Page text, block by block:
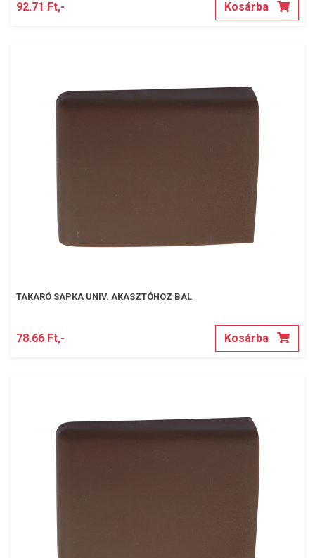
92.71 Ft,- Kosárba
TAKARÓ SAPKA UNIV. AKASZTÓHOZ BAL
78.66 Ft,- Kosárba